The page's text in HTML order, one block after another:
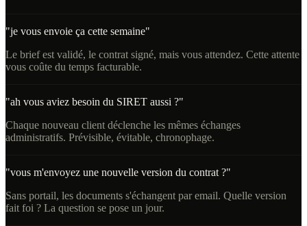
"je vous envoie ça cette semaine"
Le brief est validé, le contrat signé, mais vous attendez. Cette attente
vous coûte du temps facturable.
"ah vous aviez besoin du SIRET aussi ?"
Chaque nouveau client déclenche les mêmes échanges
administratifs. Prévisible, évitable, chronophage.
"vous m'envoyez une nouvelle version du contrat ?"
Sans portail, les documents s'échangent par email. Quelle version
fait foi ? La question se pose un jour.